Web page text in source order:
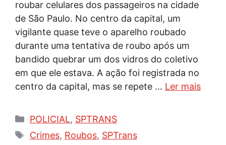
roubar celulares dos passageiros na cidade
de São Paulo. No centro da capital, um
vigilante quase teve o aparelho roubado
durante uma tentativa de roubo após um
bandido quebrar um dos vidros do coletivo
em que ele estava. A ação foi registrada no
centro da capital, mas se repete … Ler mais
Categorias
POLICIAL, SPTRANS
Tags
Crimes, Roubos, SPTrans